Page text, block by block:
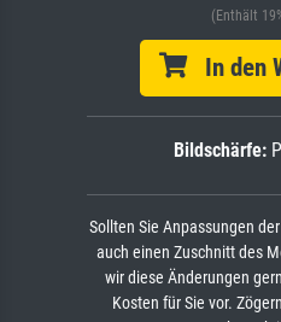
(Enthält
In den
Bildschärfe:
Sollten Sie Anpassungen
auch einen Zuschnitt des
wir diese Änderungen
Kosten für Sie vor.